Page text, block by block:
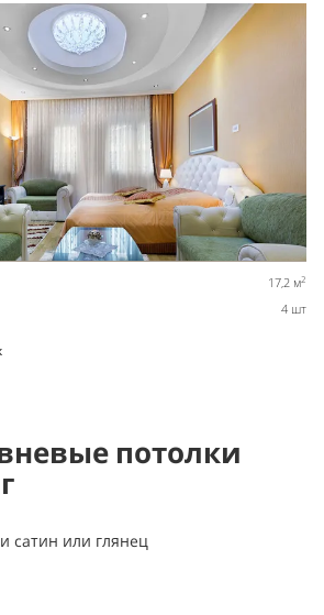
17,2 м2
4 шт
потолки